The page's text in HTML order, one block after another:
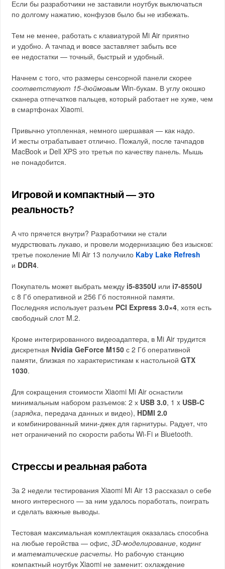
Если бы разработчики не заставили ноутбук выключаться
по долгому нажатию, конфузов было бы не избежать.
Тем не менее, работать с клавиатурой Mi Air приятно
и удобно. А тачпад и вовсе заставляет забыть все
ее недостатки — точный, быстрый и удобный.
Начнем с того, что размеры сенсорной панели скорее
соответствуют 15-дюймовым Win-букам. В углу окошко
сканера отпечатков пальцев, который работает не хуже, чем
в смартфонах Xiaomi.
Привычно утопленная, немного шершавая — как надо.
И жесты отрабатывает отлично. Пожалуй, после тачпадов
MacBook и Dell XPS это третья по качеству панель. Мышь
не понадобится.
Игровой и компактный — это
реальность?
А что прячется внутри? Разработчики не стали
мудрствовать лукаво, и провели модернизацию без изысков:
третье поколение Mi Air 13 получило Kaby Lake Refresh
и DDR4.
Покупатель может выбрать между i5-8350U или i7-8550U
с 8 Гб оперативной и 256 Гб постоянной памяти.
Последняя использует разъем PCI Express 3.0×4, хотя есть
свободный слот M.2.
Кроме интегрированного видеоадаптера, в Mi Air трудится
дискретная Nvidia GeForce M150 с 2 Гб оперативной
памяти, близкая по характеристикам к настольнойGTX
1030.
Для сокращения стоимости Xiaomi Mi Air оснастили
минимальным набором разъемов: 2 х USB 3.0, 1 x USB-C
(зарядка, передача данных и видео), HDMI 2.0
и комбинированный мини-джек для гарнитуры. Радует, что
нет ограничений по скорости работы Wi-Fi и Bluetooth.
Стрессы и реальная работа
За 2 недели тестирования Xiaomi Mi Air 13 рассказал о себе
много интересного — за ним удалось поработать, поиграть
и сделать важные выводы.
Тестовая максимальная комплектация оказалась способна
на любые геройства — офис,3D-моделирование, кодинг
иматематические расчеты. Но рабочую станцию
компактный ноутбук Xiaomi не заменит: охлаждение